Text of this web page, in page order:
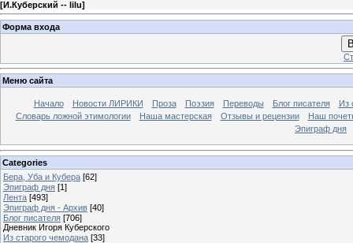
[И.Куберский -- lilu]
Форма входа
Меню сайта
Начало Новости ЛИРИКИ Проза Поэзия Переводы Блог писателя
Из
Словарь ложной этимологии
Наша мастерская Отзывы и рецензии
Наш
Эпиграф дня
Categories
Бера, Уба и Кубера [62]
Эпиграф дня [1]
Лента [493]
Эпиграф дня - Архив [40]
Блог писателя [706]
Дневник Игоря Куберского
Из старого чемодана [33]